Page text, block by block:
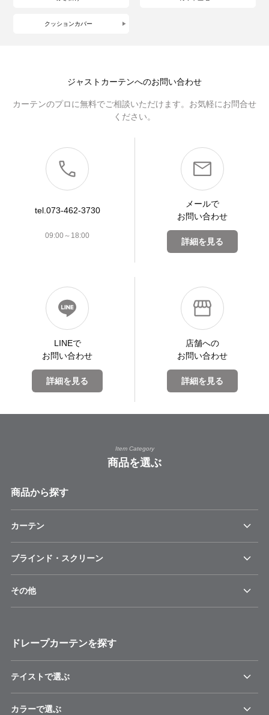
クッションカバー
ジャストカーテンへのお問い合わせ
カーテンのプロに無料でご相談いただけます。お気軽にお問合せ
ください。
tel.073-462-3730
09:00～18:00
メールで
お問い合わせ
詳細を見る
LINEで
お問い合わせ
詳細を見る
店舗への
お問い合わせ
詳細を見る
Item Category
商品を選ぶ
商品から探す
カーテン
ブラインド・スクリーン
その他
ドレープカーテンを探す
テイストで選ぶ
カラーで選ぶ